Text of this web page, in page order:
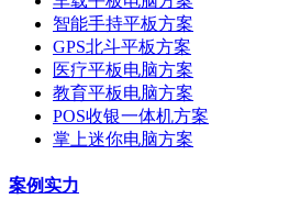
智能手持平板方案
GPS北斗平板方案
医疗平板电脑方案
教育平板电脑方案
POS收银一体机方案
掌上迷你电脑方案
案例实力